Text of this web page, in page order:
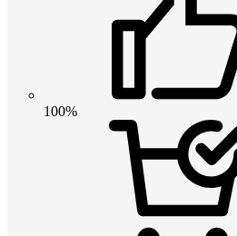
100%